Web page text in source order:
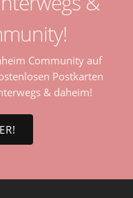
Community auf
Postkarten
& daheim!